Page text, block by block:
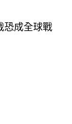
恐成全球戰